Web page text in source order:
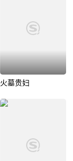
火墓贵妇